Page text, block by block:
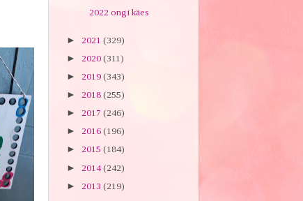
2022 ongi käes
► 2021 (329)
► 2020 (311)
► 2019 (343)
► 2018 (255)
► 2017 (246)
► 2016 (196)
► 2015 (184)
► 2014(242)
► 2013 (219)